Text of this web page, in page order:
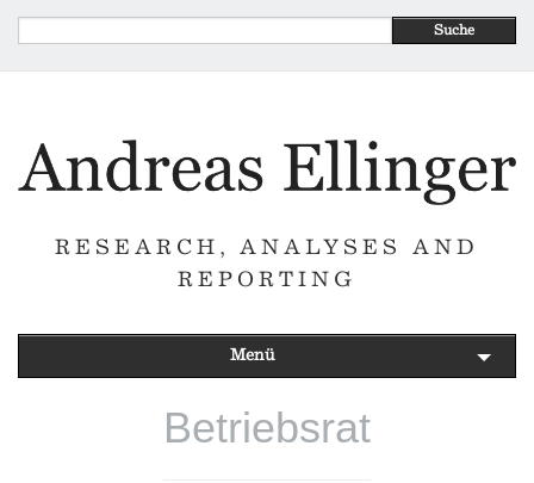
Suche
RESEARCH, ANALYSES AND
REPORTING
Menü
Betriebsrat